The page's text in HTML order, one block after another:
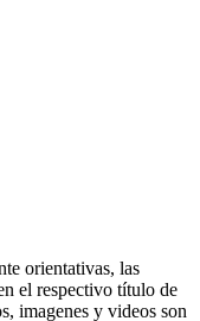
orientativas, las
el respectivo título de
imagenes y videos son